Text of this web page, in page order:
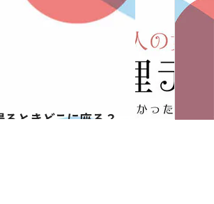
ときどこに座る？